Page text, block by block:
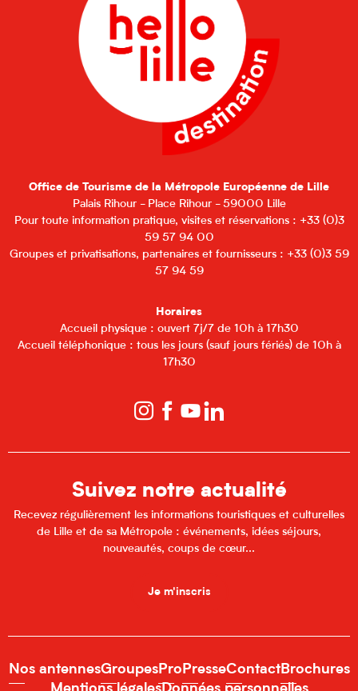
Office de Tourisme de la Métropole Européenne de Lille
Palais Rihour - Place Rihour - 59000 Lille
Pour toute information pratique, visites et réservations : +33 (0)3
59 57 94 00
Groupes et privatisations, partenaires et fournisseurs : +33 (0)3 59
57 94 59
Horaires
Accueil physique : ouvert 7j/7 de 10h à 17h30
Accueil téléphonique : tous les jours (sauf jours fériés) de 10h à
17h30
Suivez notre actualité
Recevez régulièrement les informations touristiques et culturelles
de Lille et de sa Métropole : événements, idées séjours,
nouveautés, coups de cœur...
Je m'inscris
Nos antennesGroupesPro PresseContactBrochures